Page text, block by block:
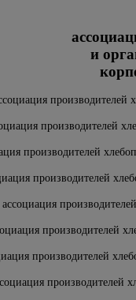
и
производителей
производителей
производителей
производителей
производителей
производителей
производителей